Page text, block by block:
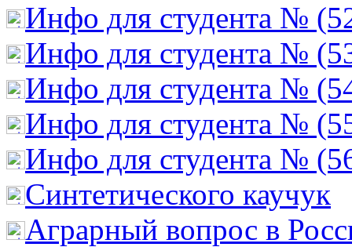
Инфо для студента №
Инфо для студента №
Инфо для студента №
Инфо для студента №
Инфо для студента №
Cинтетического каучук
Аграрный вопрос в